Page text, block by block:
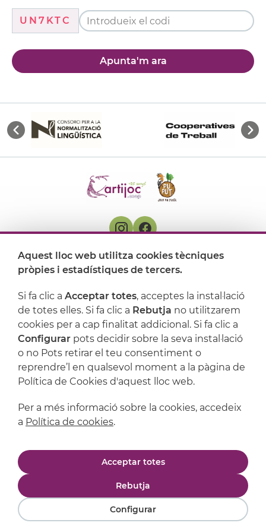
UN7KTC
Apunta'm ara
On ens trobem
Suport
Política de privacitat
Powered byComertis
Aquest lloc web utilitza cookies tècniques
pròpies i estadístiques de tercers.
Si fa clic a Acceptar totes, acceptes la instal·lació
de totes elles. Si fa clic a Rebutja no utilitzarem
cookies per a cap finalitat addicional. Si fa clic a
Configurar pots decidir sobre la seva instal·lació
o no Pots retirar el teu consentiment o
reprendre’l en qualsevol moment a la pàgina de
Política de Cookies d'aquest lloc web.
Per a més informació sobre la cookies, accedeix
a Política de cookies.
Acceptar totes
Rebutja
Configurar